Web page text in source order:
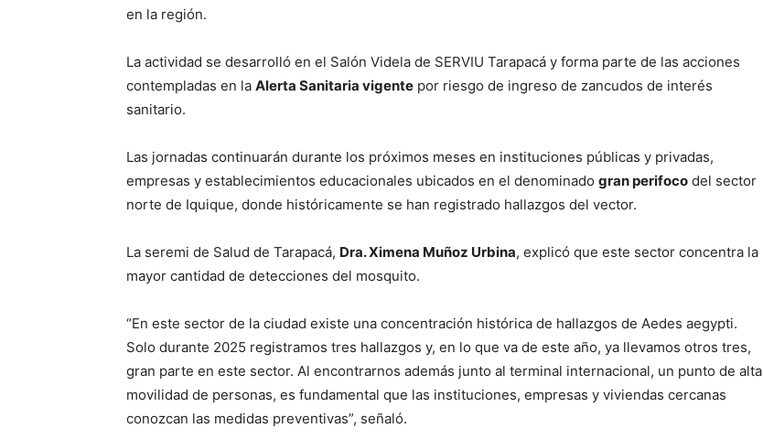
en la región.
La actividad se desarrolló en el Salón Videla de SERVIU Tarapacá y forma parte de las acciones
contempladas en la Alerta Sanitaria vigente por riesgo de ingreso de zancudos de interés
sanitario.
Las jornadas continuarán durante los próximos meses en instituciones públicas y privadas,
empresas y establecimientos educacionales ubicados en el denominado gran perifoco del sector
norte de Iquique, donde históricamente se han registrado hallazgos del vector.
La seremi de Salud de Tarapacá, Dra. Ximena Muñoz Urbina, explicó que este sector concentra la
mayor cantidad de detecciones del mosquito.
“En este sector de la ciudad existe una concentración histórica de hallazgos de Aedes aegypti.
Solo durante 2025 registramos tres hallazgos y, en lo que va de este año, ya llevamos otros tres,
gran parte en este sector. Al encontrarnos además junto al terminal internacional, un punto de alta
movilidad de personas, es fundamental que las instituciones, empresas y viviendas cercanas
conozcan las medidas preventivas”, señaló.